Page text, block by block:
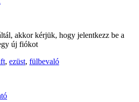
akkor kérjük, hogy jelentkezz be a
új fiókot
, ezüst, fülbevaló